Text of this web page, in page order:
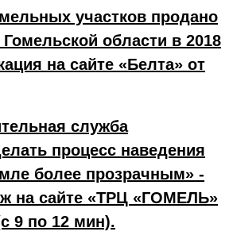
участков продано
области в 2018
на сайте «Белта» от
служба
процесс наведения
более прозрачным» -
на сайте «ТРЦ «ГОМЕЛЬ»
9 по 12 мин).